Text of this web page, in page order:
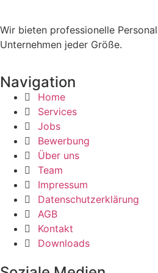
Wir bieten professionelle
Unternehmen jeder Größe.
Navigation
Home
Services
Jobs
Bewerbung
Über uns
Team
Impressum
Datenschutzerklärung
AGB
Kontakt
Downloads